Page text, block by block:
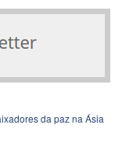
da paz na Ásia